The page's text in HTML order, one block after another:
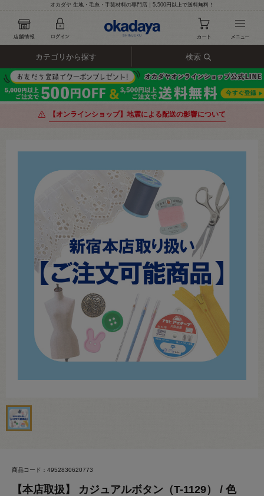
オカダヤ 生地・毛糸・手芸材料の専門店｜5,500円以上で送料無料！
カテゴリから探す 検索
【オンラインショップ】地震による配送の影響について
商品コード：4952830620773
【本店取扱】 カジュアルボタン（T-1129） / 色